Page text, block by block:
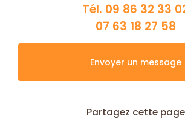
Tél. 09 86 32 33
07 63 18 27 58
Envoyer un message
Partagez cette page